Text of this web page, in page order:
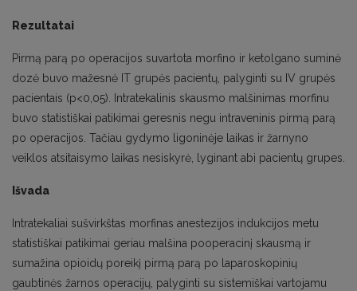
Rezultatai
Pirmą parą po operacijos suvartota morfino ir ketolgano suminė
dozė buvo mažesnė IT grupės pacientų, palyginti su IV grupės
pacientais (p<0,05). Intratekalinis skausmo malšinimas morfinu
buvo statistiškai patikimai geresnis negu intraveninis pirmą parą
po operacijos. Tačiau gydymo ligoninėje laikas ir žarnyno
veiklos atsitaisymo laikas nesiskyrė, lyginant abi pacientų grupes.
Išvada
Intratekaliai sušvirkštas morfinas anestezijos indukcijos metu
statistiškai patikimai geriau malšina pooperacinį skausmą ir
sumažina opioidų poreikį pirmą parą po laparoskopinių
gaubtinės žarnos operacijų, palyginti su sistemiškai vartojamu